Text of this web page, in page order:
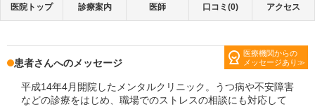
医院トップ 診療案内 医師 口コミ(0) アクセス
医療機関からの
メッセージあり
患者さんへのメッセージ
平成14年4月開院したメンタルクリニック。うつ病や不安障害
などの診療をはじめ、職場でのストレスの相談にも対応して